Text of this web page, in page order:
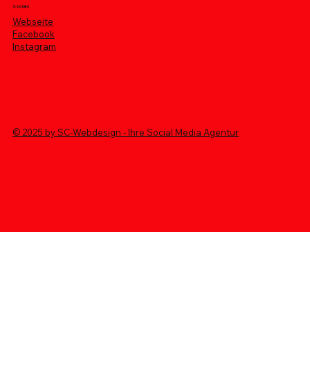
Socials
Webseite
Facebook
Instagram
© 2025 by SC-Webdesign - Ihre Social Media Agentur